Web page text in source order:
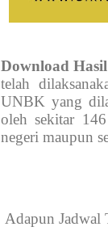
Download
telah
UNBK yang
oleh sekitar
negeri maupun
Adapun Jadwal